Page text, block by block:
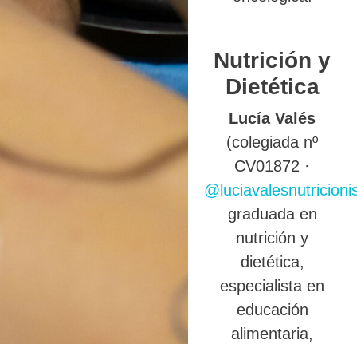
Nutrición y
Dietética
Lucía Valés
(colegiada nº
CV01872 ·
graduada en
nutrición y
dietética,
especialista en
educación
alimentaria,